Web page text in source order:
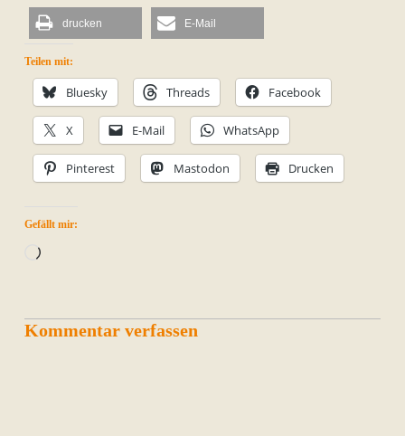
drucken E-Mail
Teilen mit:
Bluesky Threads Facebook
X E-Mail WhatsApp
Pinterest Mastodon Drucken
Gefällt mir:
Wird
Kommentar verfassen